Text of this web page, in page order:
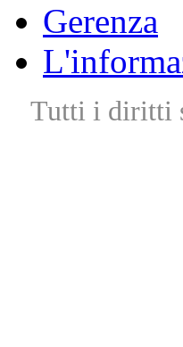
Gerenza
Tutti i diritti